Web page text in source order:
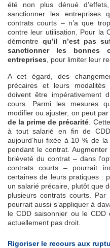
été non plus dénué
sanctionner les entreprises
contrats courts – n’a que
contre leur utilisation. Pour la
démontrequ’il n’est pas
sanctionner les bonnes
entreprises , pour limiter leur
A cet égard, des
précaires et leurs modalités
doivent être impérativement
cours. Parmi les mesures
modifier ou ajuster, on peut
de la prime de précarité .
à tout salarié en fin de CDD
aujourd’hui fixée à 10 % de
pendant le contrat.
brièveté du contrat – dans
contrats courts – pourrait
certaines de leurs pratiques :
un salarié précaire, plutôt que
plusieurs contrats courts.
pourrait aussi s’appliquer à
le CDD saisonnier ou le CDD
actuellement pas droit.
Rigoriser le recours aux